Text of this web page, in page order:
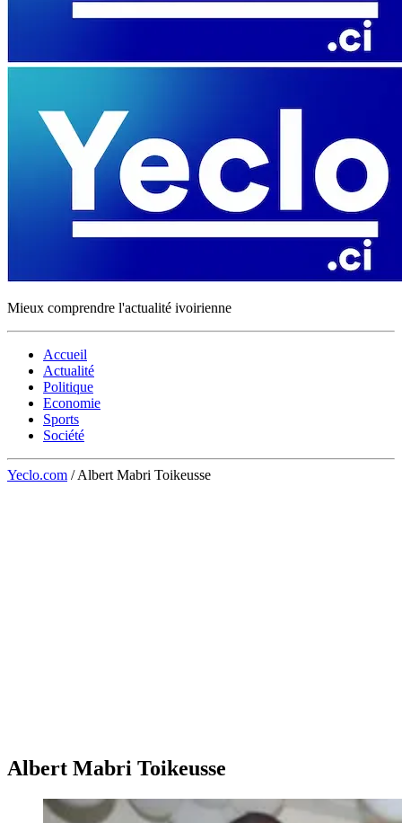
Mieux comprendre l'actualité ivoirienne
Accueil
Actualité
Politique
Economie
Sports
Société
Yeclo.com / Albert Mabri Toikeusse
Albert Mabri Toikeusse